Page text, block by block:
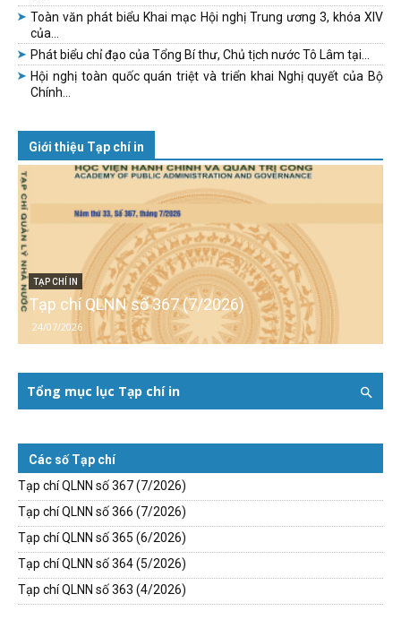
Toàn văn phát biểu Khai mạc Hội nghị Trung ương 3, khóa XIV
của...
Phát biểu chỉ đạo của Tổng Bí thư, Chủ tịch nước Tô Lâm tại...
Hội nghị toàn quốc quán triệt và triển khai Nghị quyết của Bộ
Chính...
Giới thiệu Tạp chí in
TẠP CHÍ IN
Tạp chí QLNN số 367 (7/2026)
24/07/2026
Tổng mục lục Tạp chí in
Các số Tạp chí
Tạp chí QLNN số 367 (7/2026)
Tạp chí QLNN số 366 (7/2026)
Tạp chí QLNN số 365 (6/2026)
Tạp chí QLNN số 364 (5/2026)
Tạp chí QLNN số 363 (4/2026)